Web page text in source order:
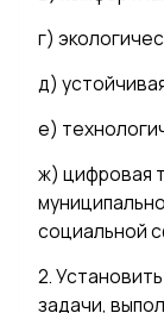
г)
д)
е)
ж) цифровая
социальной
2.
задачи,